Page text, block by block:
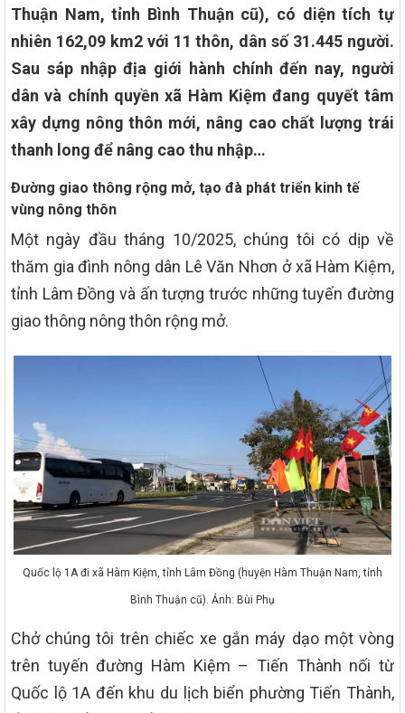
Thuận Nam, tỉnh Bình Thuận cũ), có diện tích tự
nhiên 162,09 km2 với 11 thôn, dân số 31.445 người.
Sau sáp nhập địa giới hành chính đến nay, người
dân và chính quyền xã Hàm Kiệm đang quyết tâm
xây dựng nông thôn mới, nâng cao chất lượng trái
thanh long để nâng cao thu nhập…
Đường giao thông rộng mở, tạo đà phát triển kinh tế
vùng nông thôn
Một ngày đầu tháng 10/2025, chúng tôi có dịp về
thăm gia đình nông dân Lê Văn Nhơn ở xã Hàm Kiệm,
tỉnh Lâm Đồng và ấn tượng trước những tuyến đường
giao thông nông thôn rộng mở.
Quốc lộ 1A đi xã Hàm Kiệm, tỉnh Lâm Đồng (huyện Hàm Thuận Nam, tỉnh
Bình Thuận cũ). Ảnh: Bùi Phụ
Chở chúng tôi trên chiếc xe gắn máy dạo một vòng
trên tuyến đường Hàm Kiệm – Tiến Thành nối từ
Quốc lộ 1A đến khu du lịch biển phường Tiến Thành,